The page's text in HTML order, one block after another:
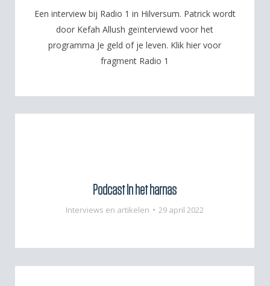
Een interview bij Radio 1 in Hilversum. Patrick wordt
door Kefah Allush geïnterviewd voor het
programma Je geld of je leven. Klik hier voor
fragment Radio 1
Podcast In het harnas
Interviews en artikelen 29 april 2022